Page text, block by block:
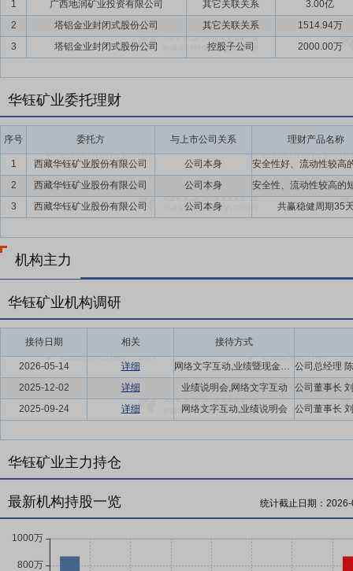
进行合作,以提高市场知名度和占用率及企业自身的技术水平和实力
作,双方同意西藏华钰在海外(如塔吉克斯坦等)开展地质找矿勘查工作
1 广西地润矿业投资有限公司 其它关联关系
3.00亿
2
塔铝金业封闭式股份公司 其它关联关系
1514.94万
3
塔铝金业封闭式股份公司 控股子公司 2000.00万
华钰矿业委托理财
序号 委托方 与上市公司关系 理财产品名称
1 西藏华钰矿业股份有限公司
公司本身
2
西藏华钰矿业股份有限公司
公司本身
3
西藏华钰矿业股份有限公司 公司本身 共赢稳健周期35
机构主力
华钰矿业机构调研
接待日期 相关 接待方式
2026-05-14 详细
网络文字互动,业绩暨现金分红说明会
2025-12-02
详细
业绩说明会,网络文字互动
2025-09-24
详细 网络文字互动,业绩说明会
华钰矿业主力持仓
最新机构持股一览 统计截止日期：